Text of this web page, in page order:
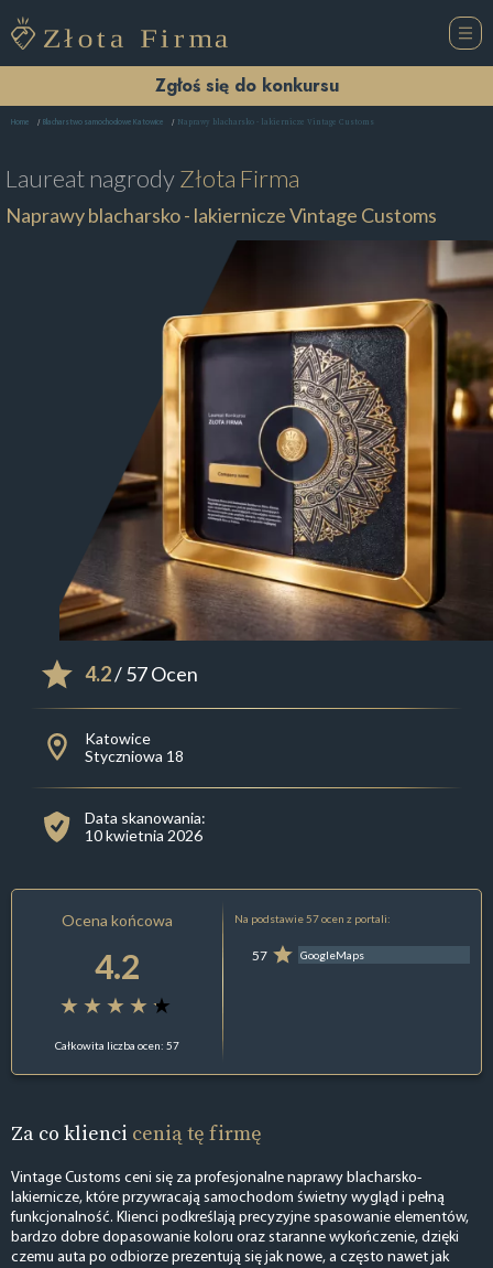
Zgłoś się do konkursu
Home Blacharstwo samochodowe Katowice Naprawy blacharsko - lakiernicze Vintage Customs
Laureat nagrodyZłota Firma
Naprawy blacharsko - lakiernicze Vintage Customs
4.2/ 57 Ocen
Katowice
Styczniowa 18
Data skanowania:
10 kwietnia 2026
Ocena końcowa
4.2
Całkowita liczba ocen: 57
Na podstawie 57 ocen z portali:
57 GoogleMaps
Za co klienci cenią tę firmę
Vintage Customs ceni się za profesjonalne naprawy blacharsko-
lakiernicze, które przywracają samochodom świetny wygląd i pełną
funkcjonalność. Klienci podkreślają precyzyjne spasowanie elementów,
bardzo dobre dopasowanie koloru oraz staranne wykończenie, dzięki
czemu auta po odbiorze prezentują się jak nowe, a często nawet jak